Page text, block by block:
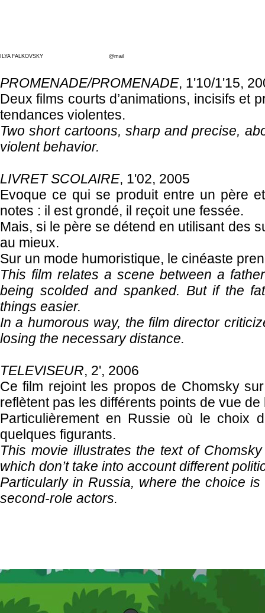
ILYA FALKOVSKY @mail
PROMENADE/PROMENADE, 1'10/1'15,
Deux films courts d’animations, incisifs et
tendances violentes.
Two short cartoons, sharp and precise,
violent behavior.
LIVRET SCOLAIRE, 1'02, 2005
Evoque ce qui se produit entre un père
notes : il est grondé, il reçoit une fessée.
Mais, si le père se détend en utilisant des
au mieux.
Sur un mode humoristique, le cinéaste
This film relates a scene between a
being scolded and spanked. But if the
things easier.
In a humorous way, the film director
losing the necessary distance.
TELEVISEUR, 2', 2006
Ce film rejoint les propos de Chomsky
reflètent pas les différents points de vue de
Particulièrement en Russie où le choix
quelques figurants.
This movie illustrates the text of
which don’t take into account different
Particularly in Russia, where the choice
second-role actors.